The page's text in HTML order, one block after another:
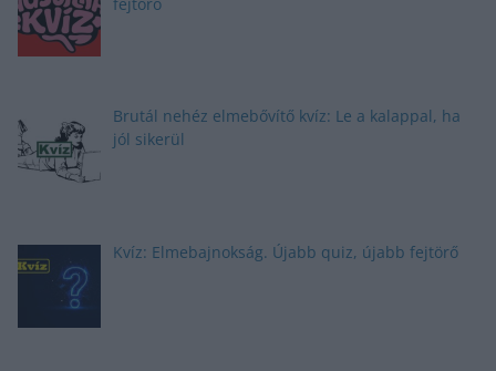
Brutál nehéz elmebővítő kvíz: Le a kalappal, ha
jól sikerül
Kvíz: Elmebajnokság. Újabb quiz, újabb fejtörő